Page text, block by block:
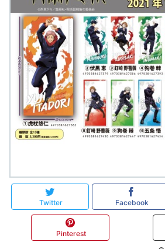
Twitter Facebook
Pinterest